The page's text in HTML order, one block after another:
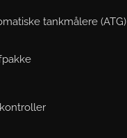
tankmålere (ATG)